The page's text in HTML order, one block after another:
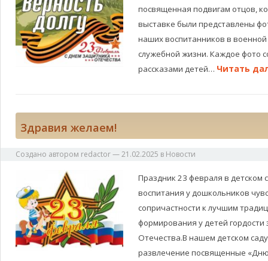
посвященная подвигам отцов,
выставке были представлены
наших воспитанников в
служебной жизни. Каждое фото
рассказами детей… Читать
Здравия желаем!
Создано автором redactor—21.02.2025 в Новости
Праздник 23 февраля в детском
воспитания у дошкольников
сопричастности к лучшим
формирования у детей
Отечества.В нашем детском
развлечение посвященные